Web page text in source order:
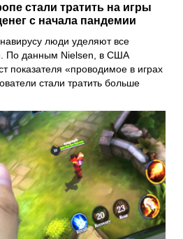
стали тратить на игры
с начала пандемии
люди уделяют все
По данным Nielsen, в США
показателя «проводимое в играх
стали тратить больше